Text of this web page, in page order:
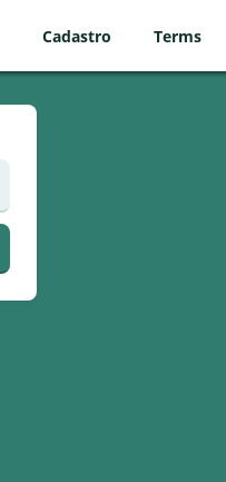
Cadastro Terms